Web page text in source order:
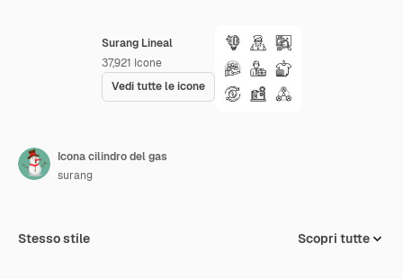
Surang Lineal
37,921 Icone
Vedi tutte le icone
Icona cilindro del gas
surang
Stesso stile Scopri tutte